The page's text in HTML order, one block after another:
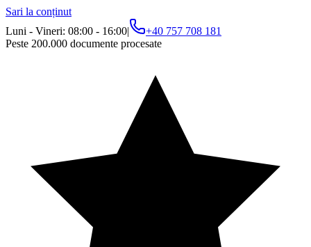
Sari la conținut
Luni - Vineri: 08:00 - 16:00|
+40 757 708 181
Peste 200.000 documente procesate